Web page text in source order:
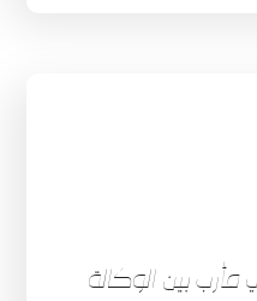
مأرب بين الوكالة